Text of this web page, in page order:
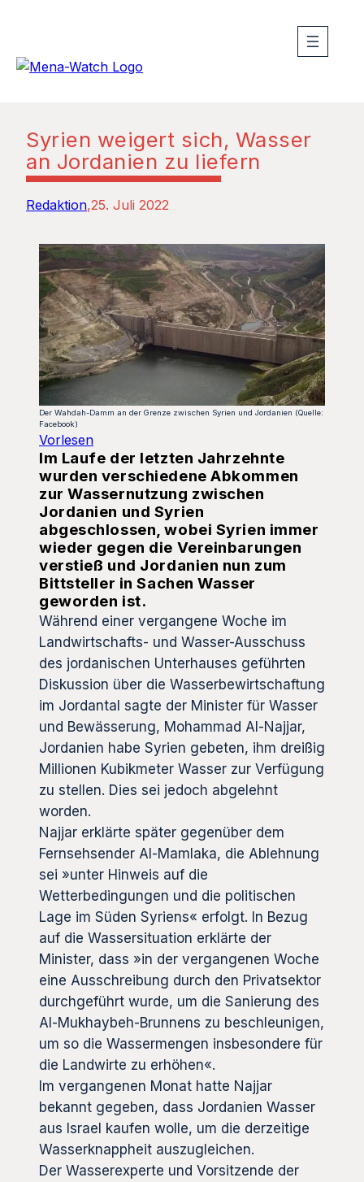
Syrien weigert sich, Wasser
an Jordanien zu liefern
Redaktion 25. Juli 2022
Der Wahdah-Damm an der Grenze zwischen Syrien und Jordanien (Quelle:
Facebook)
Vorlesen
Im Laufe der letzten Jahrzehnte
wurden verschiedene Abkommen
zur Wassernutzung zwischen
Jordanien und Syrien
abgeschlossen, wobei Syrien immer
wieder gegen die Vereinbarungen
verstieß und Jordanien nun zum
Bittsteller in Sachen Wasser
geworden ist.
Während einer vergangene Woche im
Landwirtschafts- und Wasser-Ausschuss
des jordanischen Unterhauses geführten
Diskussion über die Wasserbewirtschaftung
im Jordantal sagte der Minister für Wasser
und Bewässerung, Mohammad Al-Najjar,
Jordanien habe Syrien gebeten, ihm dreißig
Millionen Kubikmeter Wasser zur Verfügung
zu stellen. Dies sei jedoch abgelehnt
worden.
Najjar erklärte später gegenüber dem
Fernsehsender Al-Mamlaka, die Ablehnung
sei »unter Hinweis auf die
Wetterbedingungen und die politischen
Lage im Süden Syriens« erfolgt. In Bezug
auf die Wassersituation erklärte der
Minister, dass »in der vergangenen Woche
eine Ausschreibung durch den Privatsektor
durchgeführt wurde, um die Sanierung des
Al-Mukhaybeh-Brunnens zu beschleunigen,
um so die Wassermengen insbesondere für
die Landwirte zu erhöhen«.
Im vergangenen Monat hatte Najjar
bekannt gegeben, dass Jordanien Wasser
aus Israel kaufen wolle, um die derzeitige
Wasserknappheit auszugleichen.
Der Wasserexperte und Vorsitzende der